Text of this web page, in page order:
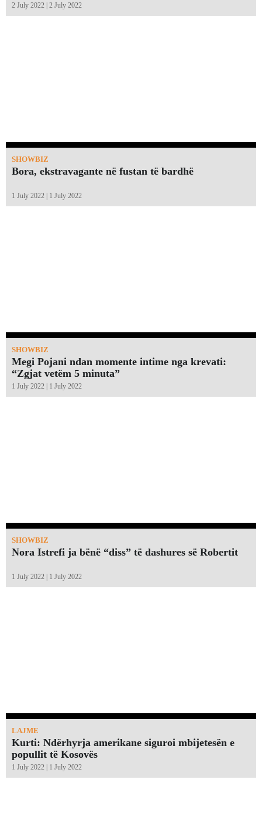
2 July 2022 | 2 July 2022
SHOWBIZ
Bora, ekstravagante në fustan të bardhë
1 July 2022 | 1 July 2022
SHOWBIZ
Megi Pojani ndan momente intime nga krevati:
“Zgjat vetëm 5 minuta”￼
1 July 2022 | 1 July 2022
SHOWBIZ
Nora Istrefi ja bënë “diss” të dashures së Robertit
1 July 2022 | 1 July 2022
LAJME
Kurti: Ndërhyrja amerikane siguroi mbijetesën e
popullit të Kosovës
1 July 2022 | 1 July 2022